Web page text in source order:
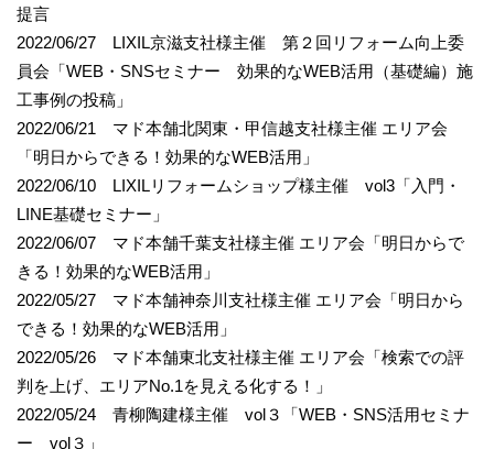
提言
2022/06/27 LIXIL京滋支社様主催 第２回リフォーム向上委
員会「WEB・SNSセミナー 効果的なWEB活用（基礎編）施
工事例の投稿」
2022/06/21 マド本舗北関東・甲信越支社様主催 エリア会
「明日からできる！効果的なWEB活用」
2022/06/10 LIXILリフォームショップ様主催 vol3「入門・
LINE基礎セミナー」
2022/06/07 マド本舗千葉支社様主催 エリア会「明日からで
きる！効果的なWEB活用」
2022/05/27 マド本舗神奈川支社様主催 エリア会「明日から
できる！効果的なWEB活用」
2022/05/26 マド本舗東北支社様主催 エリア会「検索での評
判を上げ、エリアNo.1を見える化する！」
2022/05/24 青柳陶建様主催 vol３「WEB・SNS活用セミナ
ー vol３」